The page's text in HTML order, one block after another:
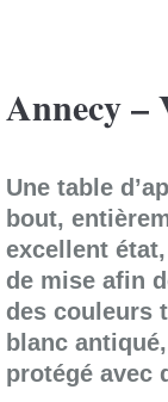
Annecy –
Une table
bout,
excellent
de mise afin
des couleurs
blanc
protégé avec